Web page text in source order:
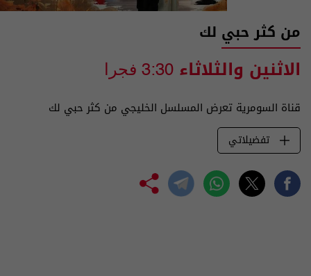
من كثر حبي لك
الاثنين والثلاثاء 3:30 فجرا
قناة السومرية تعرض المسلسل الخليجي من كثر حبي لك
تفضيلاتي